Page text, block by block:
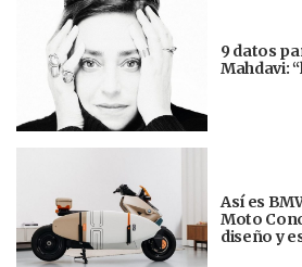
9 datos
Mahdavi:
Así es
Moto
diseño y